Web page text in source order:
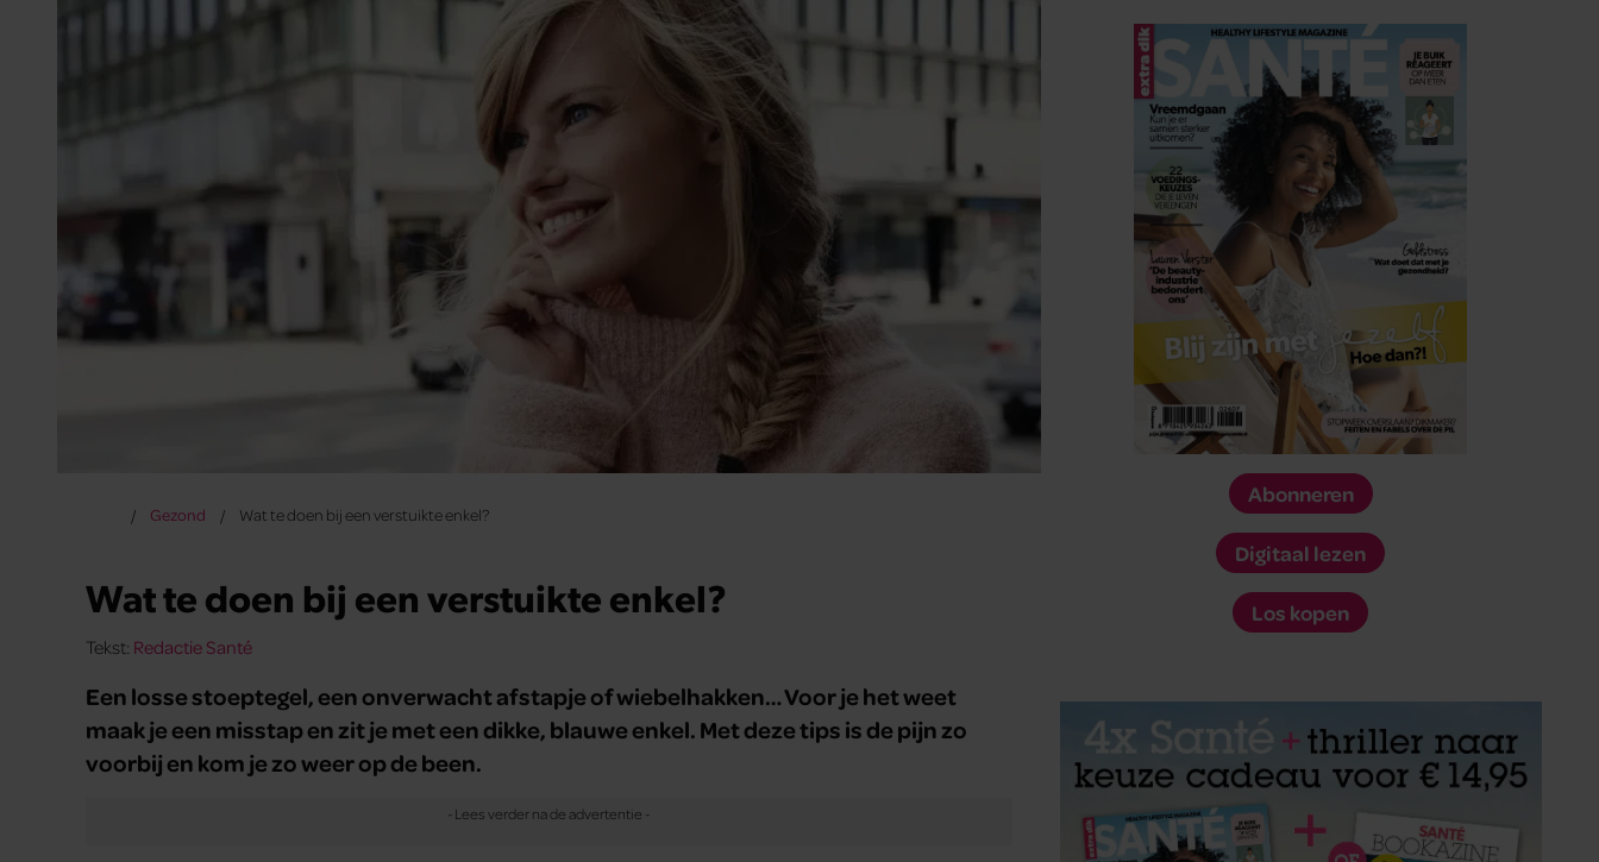
Gezond Wat te doen bij een verstuikte enkel?
Wat te doen bij een verstuikte enkel?
Tekst: Redactie Santé
Een losse stoeptegel, een onverwacht afstapje of wiebelhakken… Voor je het weet
maak je een misstap en zit je met een dikke, blauwe enkel. Met deze tips is de pijn zo
voorbij en kom je zo weer op de been.
Abonneren
Digitaal lezen
Los kopen